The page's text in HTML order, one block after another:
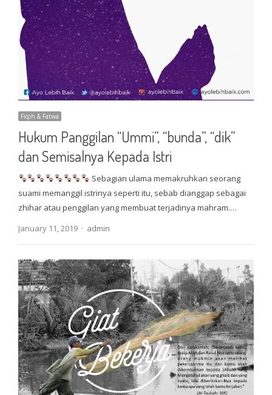
Fiqih & Fatwa
Hukum Panggilan “Ummi”, “bunda”, “dik”
dan Semisalnya Kepada Istri
Sebagian ulama memakruhkan seorang
suami memanggil istrinya seperti itu, sebab dianggap sebagai
zhihar atau penggilan yang membuat terjadinya mahram.…
January 11, 2019
Author
admin